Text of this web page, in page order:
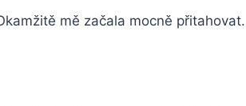
mě začala mocně přitahovat.